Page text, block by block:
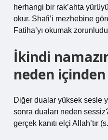
herhangi bir rak’ahta
okur. Shafi’i mezhebine
Fatiha’yı okumak
İkindi
neden
Diğer dualar yüksek sesle
sonra duaları neden
gerçek kanıtı elçi Allah’tır (s.